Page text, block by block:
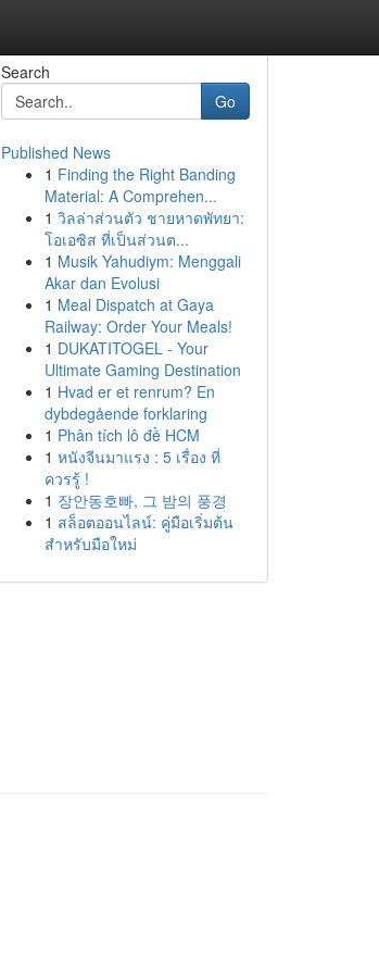
Search
Go
Published News
1 Finding the Right Banding
Material: A Comprehen...
1 วิลล่าส่วนตัว ชายหาดพัทยา:
โอเอซิส ที่เป็นส่วนต...
1 Musik Yahudiym: Menggali
Akar dan Evolusi
1 Meal Dispatch at Gaya
Railway: Order Your Meals!
1 DUKATITOGEL - Your
Ultimate Gaming Destination
1 Hvad er et renrum? En
dybdegående forklaring
1 Phân tích lô đề HCM
1 หนังจีนมาแรง : 5 เรื่อง ที่
ควรรู้ !
1 장안동호빠, 그 밤의 풍경
1 สล็อตออนไลน์: คู่มือเริ่มต้น
สำหรับมือใหม่